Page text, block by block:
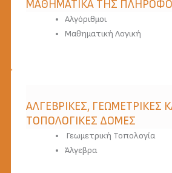
ΜΑΘΗΜΑΤΙΚΑ ΤΗΣ
Αλγόριθμοι
Μαθηματική Λογική
ΑΛΓΕΒΡΙΚΕΣ, ΓΕΩΜΕΤΡΙΚΕΣ
ΤΟΠΟΛΟΓΙΚΕΣ ΔΟΜΕΣ
Γεωμετρική Τοπολογία
Άλγεβρα